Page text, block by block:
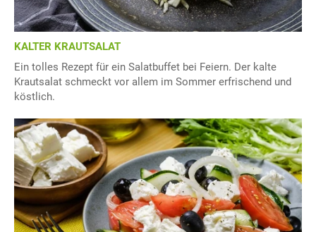
KALTER KRAUTSALAT
Ein tolles Rezept für ein Salatbuffet bei Feiern. Der kalte
Krautsalat schmeckt vor allem im Sommer erfrischend und
köstlich.